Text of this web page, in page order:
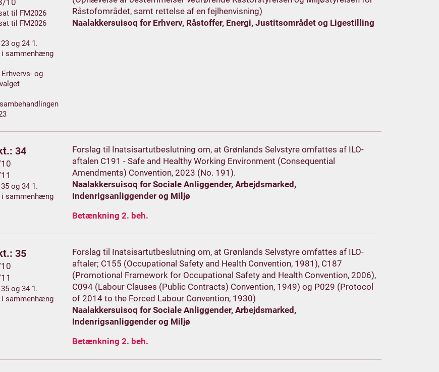
10
til FM2026
til FM2026
og 24 1.
i sammenhæng
og
Råstofområdet, samt rettelse af en fejlhenvisning)
Naalakkersuisoq for Erhverv, Råstoffer, Energi, Justitsområdet og Ligestilling
34
og 34 1.
i sammenhæng
Forslag til Inatsisartutbeslutning om, at Grønlands Selvstyre omfattes af ILO-
aftalen C191 - Safe and Healthy Working Environment (Consequential
Amendments) Convention, 2023 (No. 191).
Naalakkersuisoq for Sociale Anliggender, Arbejdsmarked,
Indenrigsanliggender og Miljø
Betænkning 2. beh.
35
og 34 1.
i sammenhæng
Forslag til Inatsisartutbeslutning om, at Grønlands Selvstyre omfattes af ILO-
aftaler; C155 (Occupational Safety and Health Convention, 1981), C187
(Promotional Framework for Occupational Safety and Health Convention, 2006),
C094 (Labour Clauses (Public Contracts) Convention, 1949) og P029 (Protocol
of 2014 to the Forced Labour Convention, 1930)
Naalakkersuisoq for Sociale Anliggender, Arbejdsmarked,
Indenrigsanliggender og Miljø
Betænkning 2. beh.